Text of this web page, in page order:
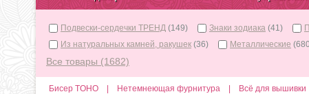
Подвески-сердечки ТРЕНД (149) Знаки зодиака (41)
Из натуральных камней, ракушек (36) Металлические
Все товары (1682)
Бисер TOHO Нетемнеющая фурнитура Всё для вышивки